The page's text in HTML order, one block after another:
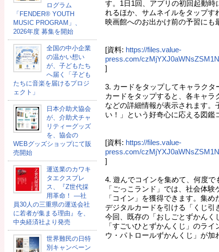
ログラム
「FENDER®︎ YOUTH
MUSIC PROGRAM」、
2026年度 募集を開始
全国の中小企業
の温かい想い
が、子どもたち
へ届く「子ども
たちに音楽を届けるプロジ
ェクト」
日本介助犬協会
が、介助犬チャ
リティーグッズ
を、協会の
WEBグッズショップにて販
売開始
運送業のカワキ
タエクスプレ
ス、『Z世代採
用革命！ ―社
員30人の三重県の運送会社
に若者が集まる理由』を、
中央経済社より発売
世界難民の日特
別キャンペーン
す。1日1回、アプリの初回起動
れるほか、サムネイルをタップす
映画館へのお出かけ前の予習にも
[資料: https://files.value-
press.com/
]
3. カードをタップしてキャラクタ
カードをタップすると、各キャラ
などの詳細情報が表示されます。
い！」という好奇心に応える図鑑
[資料: https://files.value-
press.com/
]
4. 遊んでコインを集めて、何度で
「ごっこランド」では、社会体
「コイン」を獲得できます。集
デジタルカードを引ける「くじ引
今回、既存の「おしごとずかんく
「すごいひとずかんくじ」のラ
ウ・パトロールずかんくじ」が加